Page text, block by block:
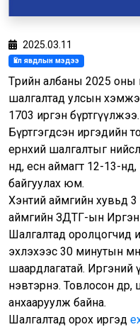
2025.03.11
Үйл явдлын мэдээ
Төрийн албаны 2025 оны
шалгалтад улсын
1703 иргэн бүртгүүлжээ.
Бүртгэгдсэн иргэдийн
ерөнхий шалгалтыг
нд, есөн аймагт 12-13-
байгуулах юм.
Хэнтий аймгийн хувьд 3
аймгийн ЗДТГ-ын
Шалгалтад оролцогчид
эхлэхээс 30 минутын
шаардлагатай.
нэвтэрнэ. Товлосон
анхааруулж байна.
Шалгалтад орох иргэд